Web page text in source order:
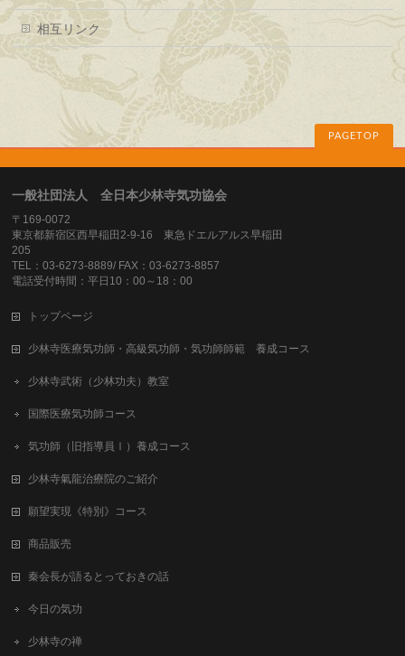
相互リンク
PAGETOP
一般社団法人 全日本少林寺気功協会
〒169-0072
東京都新宿区西早稲田2-9-16 東急ドエルアルス早稲田
205
TEL：03-6273-8889/ FAX：03-6273-8857
電話受付時間：平日10：00～18：00
トップページ
少林寺医療気功師・高級気功師・気功師師範 養成コース
少林寺武術（少林功夫）教室
国際医療気功師コース
気功師（旧指導員Ⅰ）養成コース
少林寺氣龍治療院のご紹介
願望実現《特別》コース
商品販売
秦会長が語るとっておきの話
今日の気功
少林寺の禅